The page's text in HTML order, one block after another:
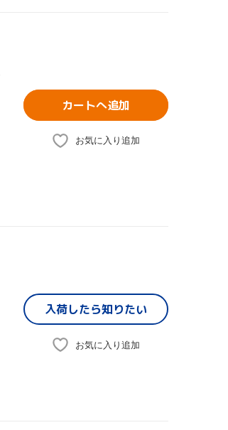
カートへ追加
お気に入り追加
入荷したら知りたい
お気に入り追加